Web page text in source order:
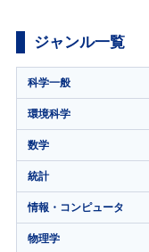
ジャンル一覧
科学一般
環境科学
数学
統計
情報・コンピュータ
物理学